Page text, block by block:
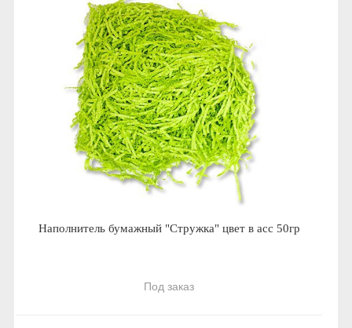
Наполнитель бумажный "Стружка" цвет в асс 50гр
Под заказ